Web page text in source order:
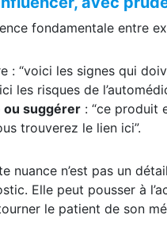
avec
: “voici les signes qui
les risques de
ou suggérer : “ce produit
nuance n’est pas un
Elle peut pousser à